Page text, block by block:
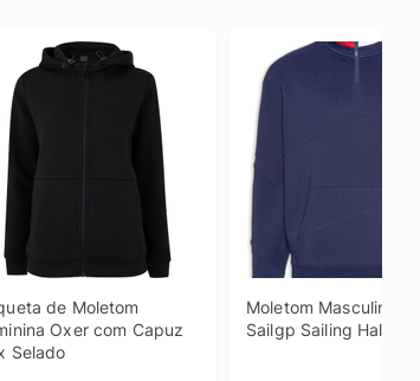
de Moletom
Oxer com Capuz
Selado
Moletom Masculino
Sailgp Sailing Half -